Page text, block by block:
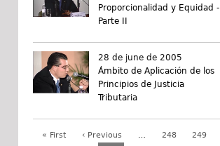
Proporcionalidad y Equidad -
Parte II
28 de june de 2005
Ámbito de Aplicación de los
Principios de Justicia
Tributaria
« First ‹ Previous … 248
249